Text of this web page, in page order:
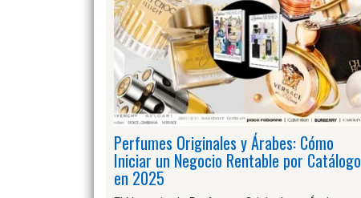
Perfumes Originales y Árabes: Cómo
Iniciar un Negocio Rentable por Catálogo
en 2025